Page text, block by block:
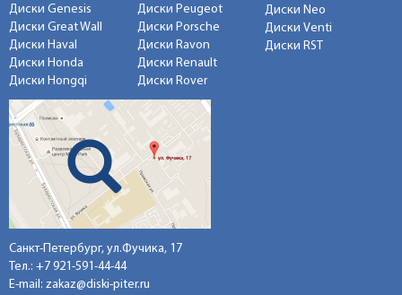
Диски Genesis
Диски Great Wall
Диски Haval
Диски Honda
Диски Hongqi
Диски Peugeot
Диски Porsche
Диски Ravon
Диски Renault
Диски Rover
Диски Neo
Диски Venti
Диски RST
Санкт-Петербург, ул.Фучика, 17
Тел.: +7 921-591-44-44
E-mail: zakaz@diski-piter.ru